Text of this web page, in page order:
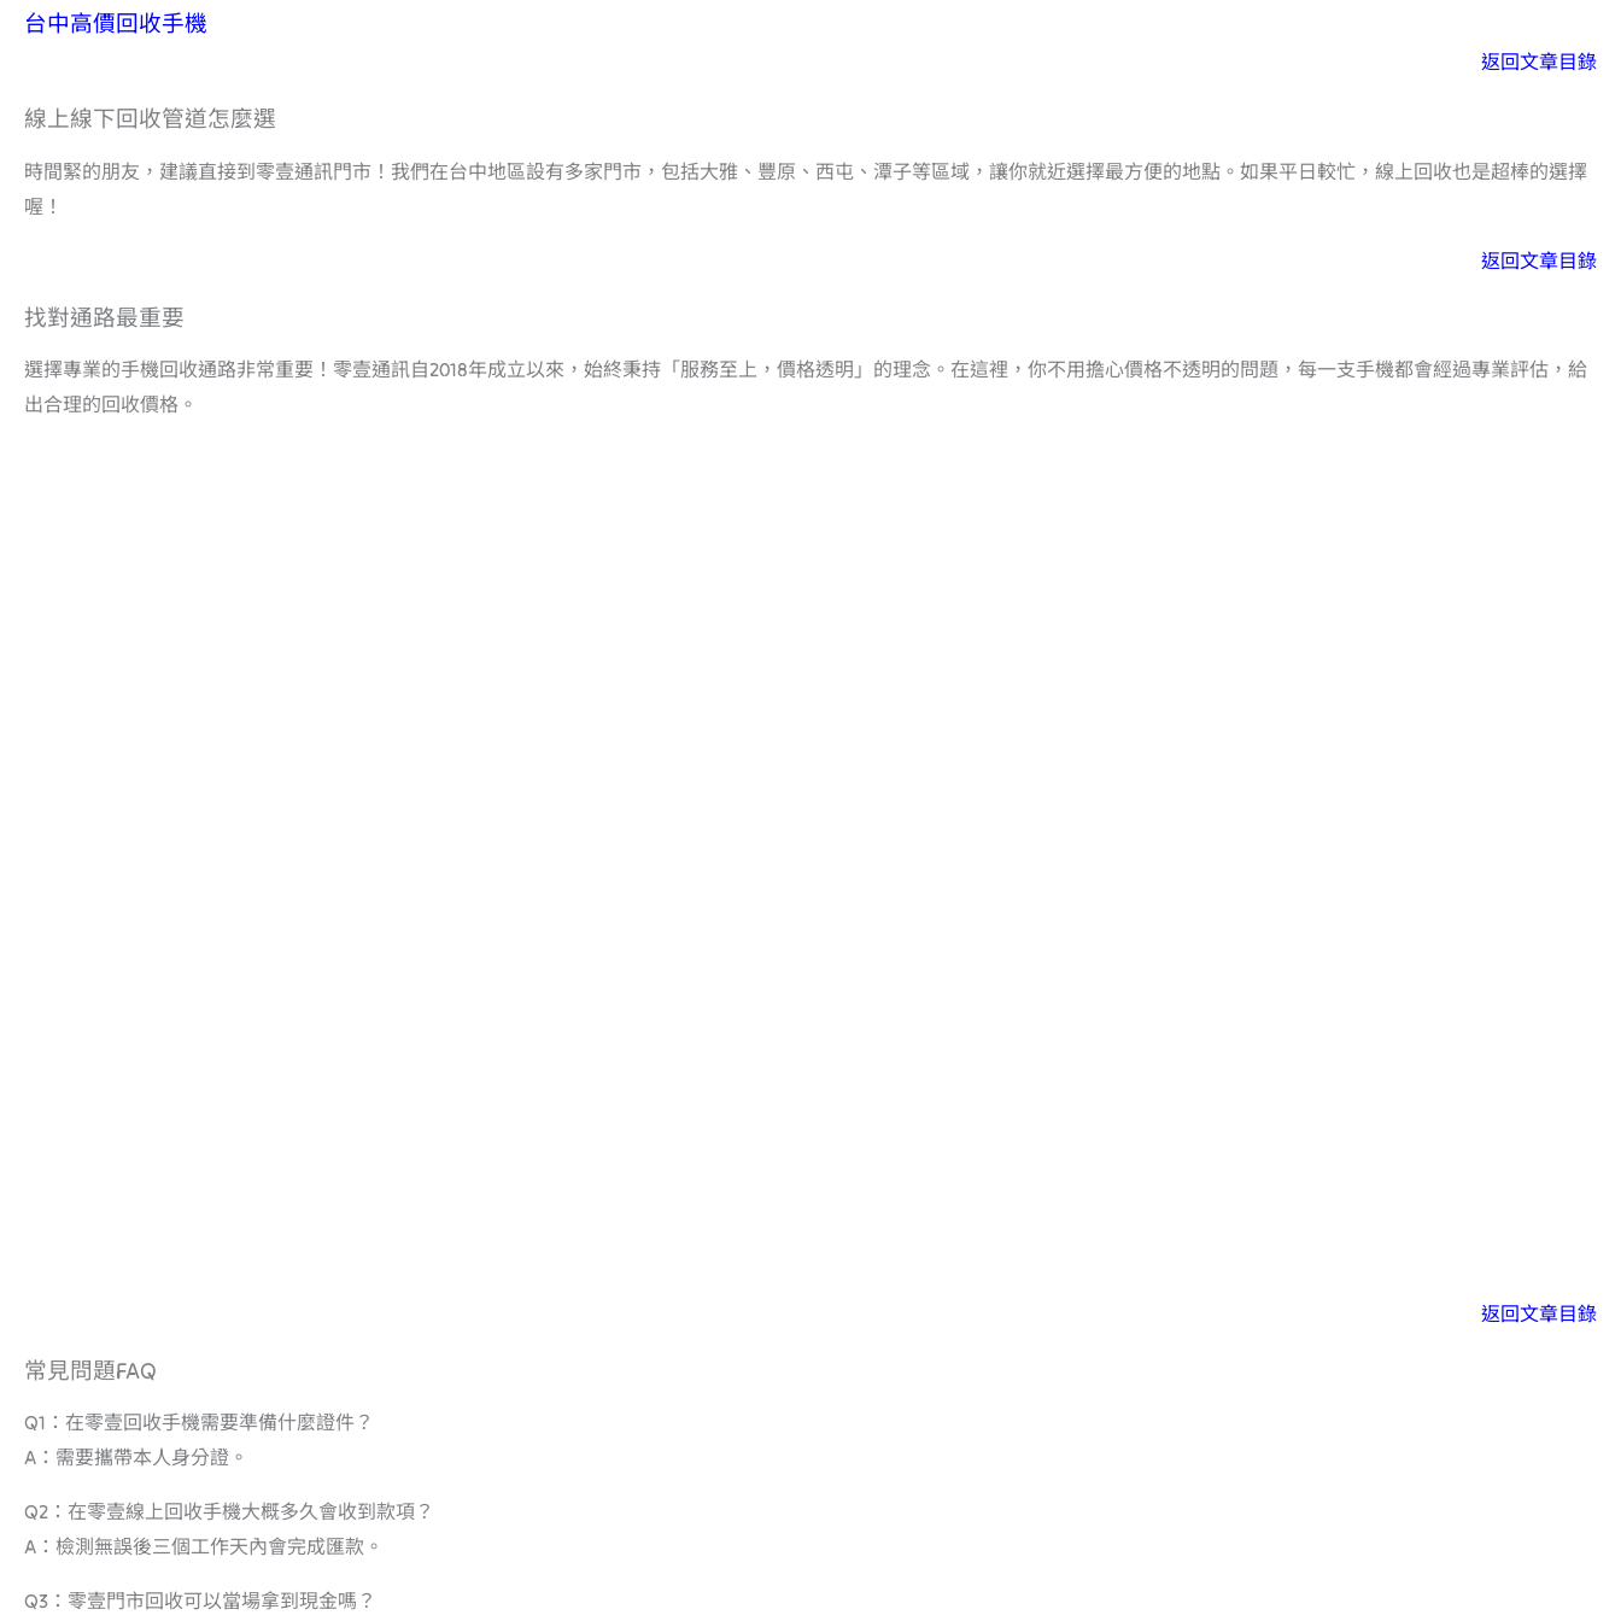
台中高價回收手機
返回文章目錄
線上線下回收管道怎麼選
時間緊的朋友，建議直接到零壹通訊門市！我們在台中地區設有多家門市，包括大雅、豐原、西屯、潭子等區域，讓你就近選擇最方便的地點。如果平日較忙，線上回收也是超棒的選擇
喔！
返回文章目錄
找對通路最重要
選擇專業的手機回收通路非常重要！零壹通訊自2018年成立以來，始終秉持「服務至上，價格透明」的理念。在這裡，你不用擔心價格不透明的問題，每一支手機都會經過專業評估，給
出合理的回收價格。
返回文章目錄
常見問題FAQ
Q1：在零壹回收手機需要準備什麼證件？
A：需要攜帶本人身分證。
Q2：在零壹線上回收手機大概多久會收到款項？
A：檢測無誤後三個工作天內會完成匯款。
Q3：零壹門市回收可以當場拿到現金嗎？